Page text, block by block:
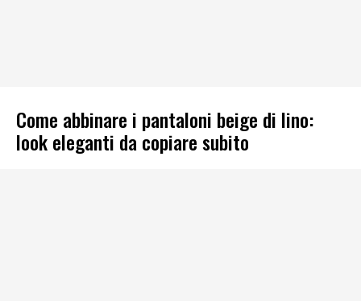
Come abbinare i pantaloni beige di lino:
look eleganti da copiare subito